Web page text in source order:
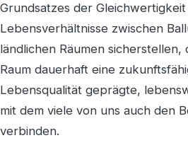
Grundsatzes der
Lebensverhältnisse zwischen
ländlichen Räumen sicherstellen,
Raum dauerhaft eine
Lebensqualität geprägte,
mit dem viele von uns auch den
verbinden.